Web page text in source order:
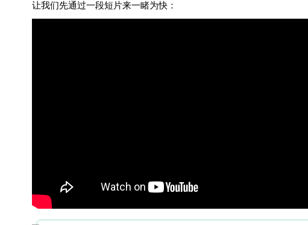
让我们先通过一段短片来一睹为快：